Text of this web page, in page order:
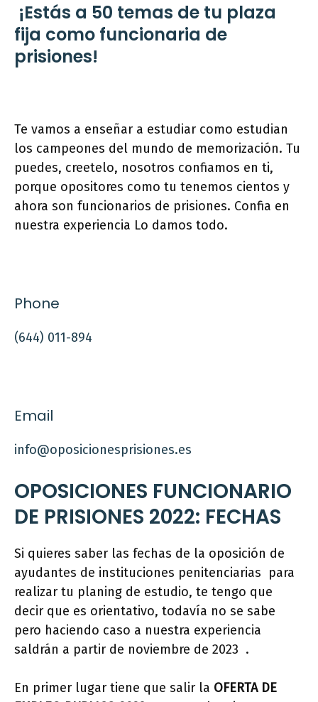
¡Estás a 50 temas de tu plaza
fija como funcionaria de
prisiones!
Te vamos a enseñar a estudiar como estudian
los campeones del mundo de memorización. Tu
puedes, creetelo, nosotros confiamos en ti,
porque opositores como tu tenemos cientos y
ahora son funcionarios de prisiones. Confia en
nuestra experiencia Lo damos todo.
Phone
(644) 011-894
Email
info@oposicionesprisiones.es
OPOSICIONES FUNCIONARIO
DE PRISIONES 2022: FECHAS
Si quieres saber las fechas de la oposición de
ayudantes de instituciones penitenciarias para
realizar tu planing de estudio, te tengo que
decir que es orientativo, todavía no se sabe
pero haciendo caso a nuestra experiencia
saldrán a partir de noviembre de 2023 .
En primer lugar tiene que salir la OFERTA DE